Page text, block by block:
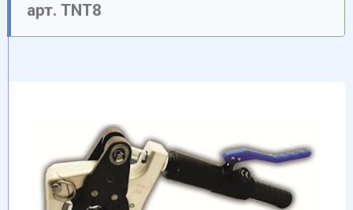
арт. TNT8